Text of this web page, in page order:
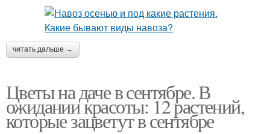
читать дальше →
Цветы на даче в сентябре. В
ожидании красоты: 12 растений,
которые зацветут в сентябре